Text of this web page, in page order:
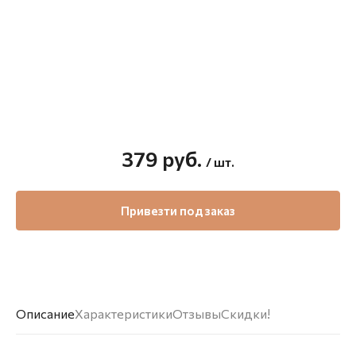
ОписаниеХарактеристикиОтзывыСкидки!
379 руб. / шт.
Привезти под заказ